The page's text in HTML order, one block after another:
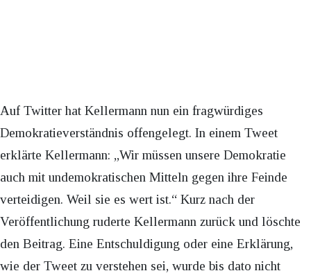
Auf Twitter hat Kellermann nun ein fragwürdiges
Demokratieverständnis offengelegt. In einem Tweet
erklärte Kellermann: „Wir müssen unsere Demokratie
auch mit undemokratischen Mitteln gegen ihre Feinde
verteidigen. Weil sie es wert ist.“ Kurz nach der
Veröffentlichung ruderte Kellermann zurück und löschte
den Beitrag. Eine Entschuldigung oder eine Erklärung,
wie der Tweet zu verstehen sei, wurde bis dato nicht